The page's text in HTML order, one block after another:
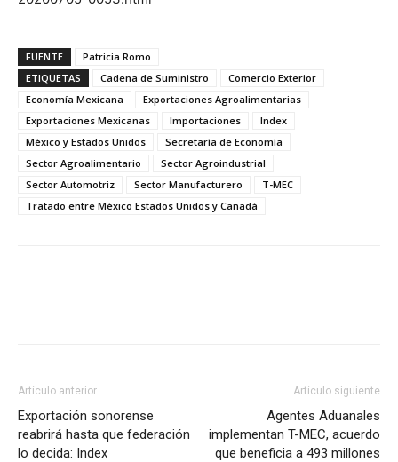
FUENTE
Patricia Romo
ETIQUETAS
Cadena de Suministro
Comercio Exterior
Economía Mexicana
Exportaciones Agroalimentarias
Exportaciones Mexicanas
Importaciones
Index
México y Estados Unidos
Secretaría de Economía
Sector Agroalimentario
Sector Agroindustrial
Sector Automotriz
Sector Manufacturero
T-MEC
Tratado entre México Estados Unidos y Canadá
Artículo anterior
Exportación sonorense
reabrirá hasta que federación
lo decida: Index
Artículo siguiente
Agentes Aduanales
implementan T-MEC, acuerdo
que beneficia a 493 millones